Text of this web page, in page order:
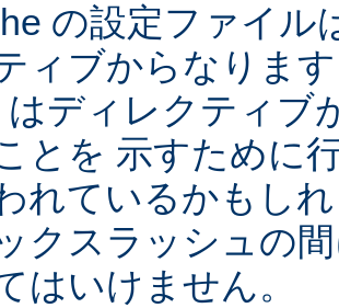
の設定ファイル
ィブからなりま
はディレクティブ
とを 示すために
れているかもし
クスラッシュの
はいけません。